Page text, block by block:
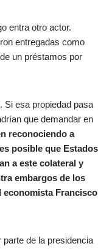
entra otro actor.
entregadas como
un préstamos por
Si esa propiedad pasa
que demandar en
reconociendo a
posible que Estados
a este colateral y
embargos de los
economista Francisco
de la presidencia